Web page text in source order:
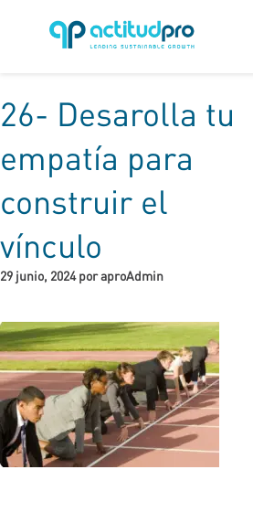
26- Desarolla tu
empatía para
construir el
vínculo
29 junio, 2024 por aproAdmin